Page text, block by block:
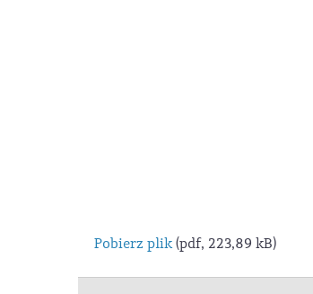
Pobierz plik(pdf, 223,89 kB)